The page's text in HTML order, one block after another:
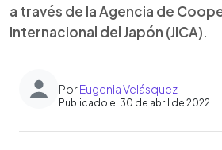
a través de la Agencia de
Internacional del Japón (JICA).
PorEugenia Velásquez
Publicado el 30 de abril de 2022